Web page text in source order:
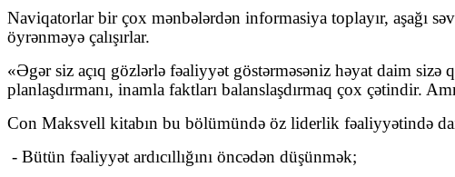
Naviqatorlar bir çox mənbələrdən informasiya toplayır, aşağı
öyrənməyə çalışırlar.
«Əgər siz açıq gözlərlə fəaliyyət göstərməsəniz həyat daim
planlaşdırmanı, inamla faktları balanslaşdırmaq çox çətindir.
Con Maksvell kitabın bu bölümündə öz liderlik fəaliyyətində
- Bütün fəaliyyət ardıcıllığını öncədən düşünmək;